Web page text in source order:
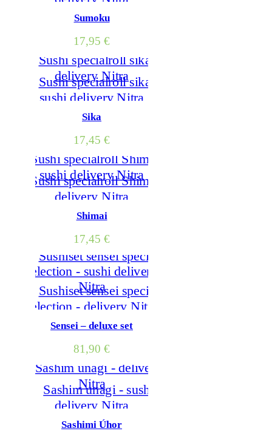
Sumoku
17,95 €
Sika
17,45 €
Shimai
17,45 €
Sensei – deluxe set
81,90 €
Sashimi Úhor